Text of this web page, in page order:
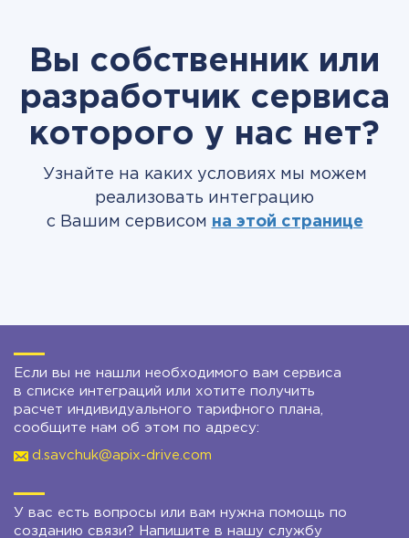
Вы собственник или
разработчик сервиса
которого у нас нет?
Узнайте на каких условиях мы можем
реализовать интеграцию
с Вашим сервисом на этой странице
Если вы не нашли необходимого вам сервиса
в списке интеграций или хотите получить
расчет индивидуального тарифного плана,
сообщите нам об этом по адресу:
d.savchuk@apix-drive.com
У вас есть вопросы или вам нужна помощь по
созданию связи? Напишите в нашу службу